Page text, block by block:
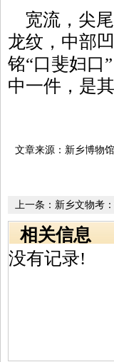
宽流，尖尾
龙纹，中部
铭“口斐妇口
中一件，是
文章来源：新乡博物馆
上一条： 新乡文物考
相关信息
没有记录!